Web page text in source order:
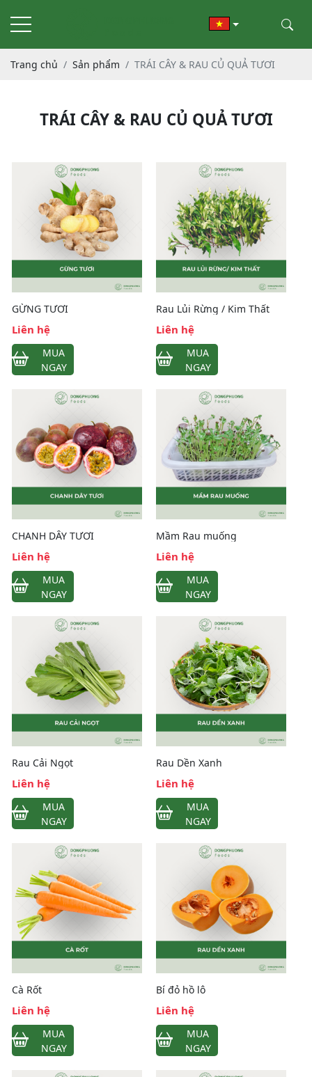
Trang chủ Sản phẩm TRÁI CÂY & RAU CỦ QUẢ TƯƠI
TRÁI CÂY & RAU CỦ QUẢ TƯƠI
GỪNG TƯƠI
Liên hệ
MUA
NGAY
Rau Lủi Rừng / Kim Thất
Liên hệ
MUA
NGAY
CHANH DÂY TƯƠI
Liên hệ
MUA
NGAY
Mầm Rau muống
Liên hệ
MUA
NGAY
Rau Cải Ngọt
Liên hệ
MUA
NGAY
Rau Dền Xanh
Liên hệ
MUA
NGAY
Cà Rốt
Liên hệ
MUA
NGAY
Bí đỏ hồ lô
Liên hệ
MUA
NGAY